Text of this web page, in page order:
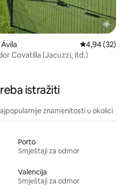
Prosječna
4,94 (32)
Covatilla (Jacuzzi, itd.)
istražiti
znamenitosti u okolici
Porto
Smještaji za odmor
Valencija
Smještaji za odmor